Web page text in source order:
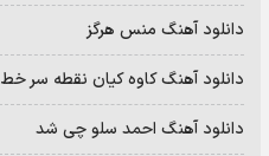
دانلود آهنگ منس هرگز
دانلود آهنگ کاوه کیان نقطه سر خط
دانلود آهنگ احمد سلو چی شد